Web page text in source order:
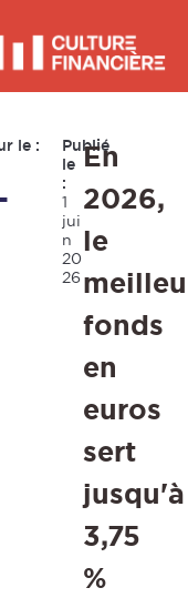
le :
Publié
le
:
1
jui
n
20
26
En
2026,
le
fonds
en
euros
sert
jusqu'à
3,75
%